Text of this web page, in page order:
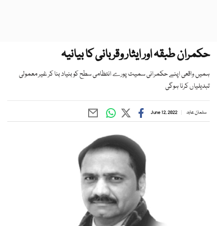
حکمران طبقہ اور ایثار وقربانی کا بیانیہ
ہمیں واقعی اپنے حکمرانی سمیت پورے انتظامی سطح کو بنیاد بنا کر غیر معمولی
تبدیلیاں کرنا ہوگی
سلمان عابد June 12, 2022